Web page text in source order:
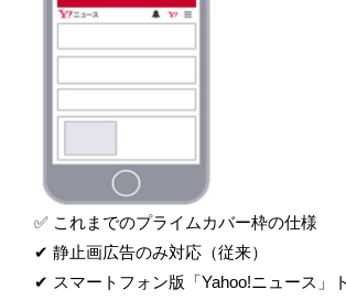
✅ これまでのプライムカバー枠の仕様
✔ 静止画広告のみ対応（従来）
✔ スマートフォン版「Yahoo!ニュース」